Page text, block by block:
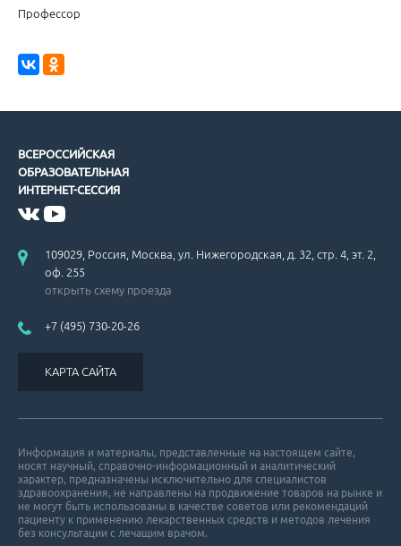
Профессор
ВСЕРОССИЙСКАЯ
ОБРАЗОВАТЕЛЬНАЯ
ИНТЕРНЕТ-СЕССИЯ
109029, Россия, Москва, ул. Нижегородская, д. 32, стр. 4, эт. 2,
оф. 255
открыть схему проезда
+7 (495) 730-20-26
КАРТА САЙТА
Информация и материалы, представленные на настоящем сайте,
носят научный, справочно-информационный и аналитический
характер, предназначены исключительно для специалистов
здравоохранения, не направлены на продвижение товаров на рынке и
не могут быть использованы в качестве советов или рекомендаций
пациенту к применению лекарственных средств и методов лечения
без консультации с лечащим врачом.